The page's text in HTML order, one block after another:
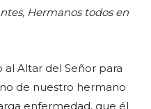
Hermanos todos en
Altar del Señor para
de nuestro hermano
enfermedad, que él